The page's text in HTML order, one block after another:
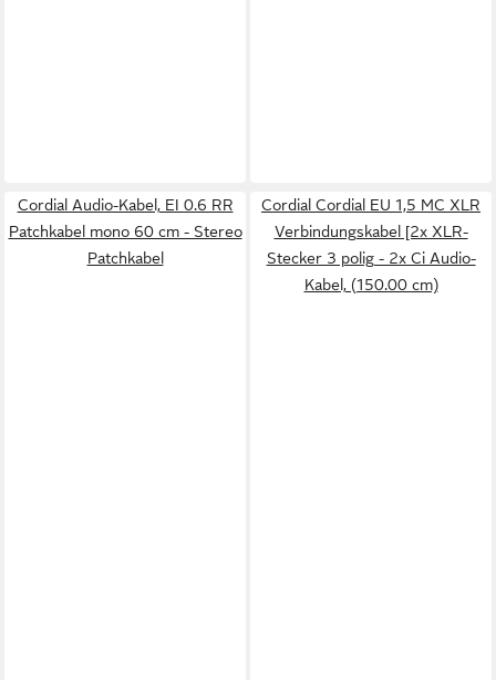
Cordial Audio-Kabel, EI 0.6 RR
Patchkabel mono 60 cm - Stereo
Patchkabel
Cordial Cordial EU 1,5 MC XLR
Verbindungskabel [2x XLR-
Stecker 3 polig - 2x Ci Audio-
Kabel, (150.00 cm)